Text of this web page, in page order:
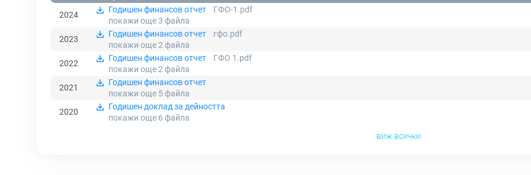
2024
Годишен финансов отчет
ГФО-1.pdf
покажи още 3 файла
2023
Годишен финансов отчет
гфо.pdf
покажи още 2 файла
2022
Годишен финансов отчет
ГФО 1.pdf
покажи още 2 файла
2021
Годишен финансов отчет
покажи още 5файла
2020
Годишен доклад за дейността
покажи още 6 файла
виж всички